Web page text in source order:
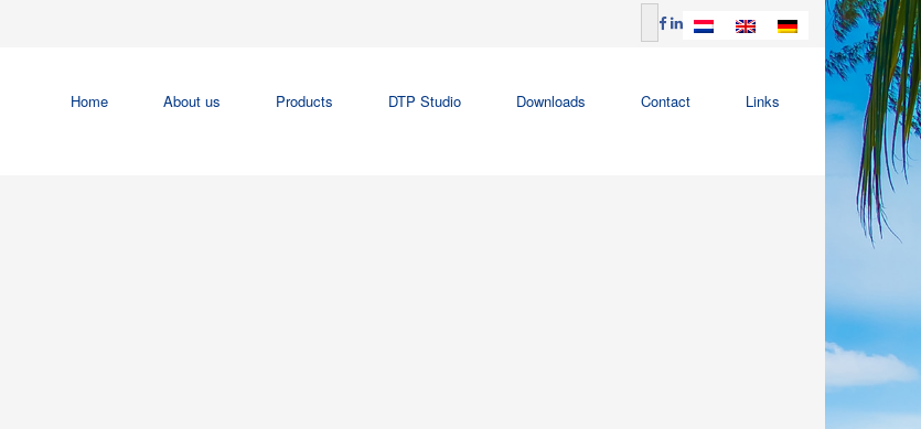
Home About us Products DTP Studio Downloads Contact Links